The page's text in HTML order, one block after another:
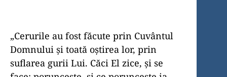
„Cerurile au fost făcute prin Cuvântul
Domnului și toată oștirea lor, prin
suflarea gurii Lui. Căci El zice, și se